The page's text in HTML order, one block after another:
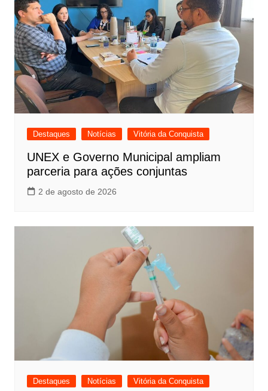
Destaques Notícias Vitória da Conquista
UNEX e Governo Municipal ampliam
parceria para ações conjuntas
2 de agosto de 2026
Destaques Notícias Vitória da Conquista